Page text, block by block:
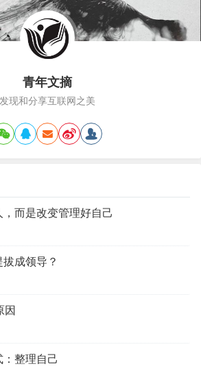
虑。因为稍微闲下来，就会觉得无所适
从，没事做就会不自在，又或者若是不忙
碌点什么、奔波点什么，会缺乏安全感，
仿佛马上就没有了立足之地，未…
青年文摘
发现和分享互联网之美
而是改变管理好自己
成领导？
因
整理自己